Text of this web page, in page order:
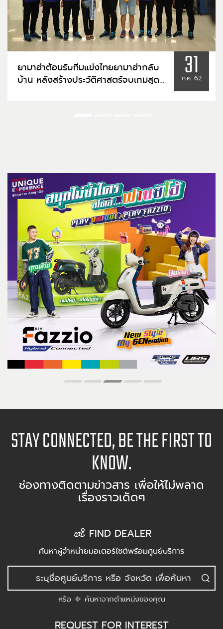
ยามาฮ่าต้อนรับทีมแข่งไทยยามาฮ่ากลับ
บ้าน หลังสร้างประวัติศาสตร์จบเกมสุด
31
ก.ค. 62
STAY CONNECTED, BE THE FIRST TO
KNOW.
ช่องทางติดตามข่าวสาร เพื่อให้ไม่พลาด
เรื่องราวเด็ดๆ
FIND DEALER
ค้นหาผู้จำหน่ายมอเตอร์ไซต์พร้อมศูนย์บริการ
หรือ ค้นหาจากตำแหน่งของคุณ
REQUEST FOR INTEREST